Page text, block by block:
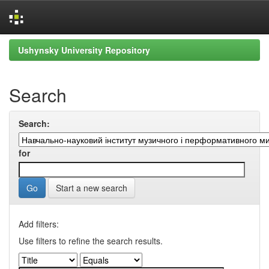
Skip
navigation
Ushynsky University Repository
Search
Search:
for
Start a new search
Add filters:
Use filters to refine the search results.